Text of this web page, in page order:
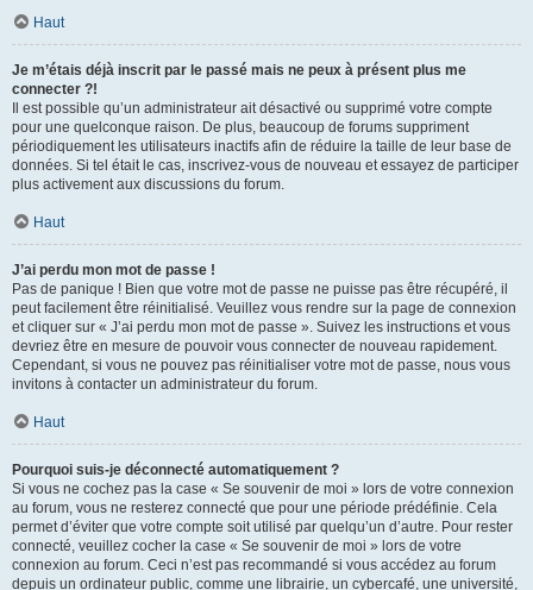
Haut
Je m’étais déjà inscrit par le passé mais ne peux à présent plus me
connecter ?!
Il est possible qu’un administrateur ait désactivé ou supprimé votre compte
pour une quelconque raison. De plus, beaucoup de forums suppriment
périodiquement les utilisateurs inactifs afin de réduire la taille de leur base de
données. Si tel était le cas, inscrivez-vous de nouveau et essayez de participer
plus activement aux discussions du forum.
Haut
J’ai perdu mon mot de passe !
Pas de panique ! Bien que votre mot de passe ne puisse pas être récupéré, il
peut facilement être réinitialisé. Veuillez vous rendre sur la page de connexion
et cliquer sur « J’ai perdu mon mot de passe ». Suivez les instructions et vous
devriez être en mesure de pouvoir vous connecter de nouveau rapidement.
Cependant, si vous ne pouvez pas réinitialiser votre mot de passe, nous vous
invitons à contacter un administrateur du forum.
Haut
Pourquoi suis-je déconnecté automatiquement ?
Si vous ne cochez pas la case « Se souvenir de moi » lors de votre connexion
au forum, vous ne resterez connecté que pour une période prédéfinie. Cela
permet d’éviter que votre compte soit utilisé par quelqu’un d’autre. Pour rester
connecté, veuillez cocher la case « Se souvenir de moi » lors de votre
connexion au forum. Ceci n’est pas recommandé si vous accédez au forum
depuis un ordinateur public, comme une librairie, un cybercafé, une université,